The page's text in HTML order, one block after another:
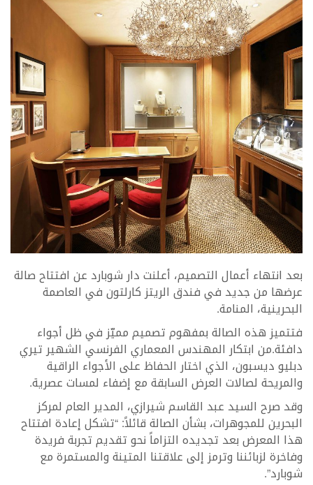
بعد انتهاء أعمال التصميم، أعلنت دار شوبارد عن افتتاح صالة
عرضها من جديد في فندق الريتز كارلتون في العاصمة
البحرينية، المنامة.
فتتميز هذه الصالة بمفهوم تصميم مميّز في ظل أجواء
دافئة.من ابتكار المهندس المعماري الفرنسي الشهير تيري
دبليو ديسبون، الذي اختار الحفاظ على الأجواء الراقية
والمريحة لصالات العرض السابقة مع إضفاء لمسات عصرية.
وقد صرح السيد عبد القاسم شيرازي، المدير العام لمركز
البحرين للمجوهرات، بشأن الصالة قائلاً: “تشكل إعادة افتتاح
هذا المعرض بعد تجديده التزاماً نحو تقديم تجربة فريدة
وفاخرة لزبائننا وترمز إلى علاقتنا المتينة والمستمرة مع
شوبارد”.